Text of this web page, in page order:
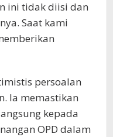
ini tidak diisi dan
Saat kami
persoalan
Ia memastikan
kepada
OPD dalam